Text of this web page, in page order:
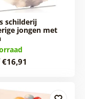
schilderij
jongen met